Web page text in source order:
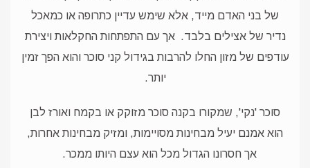
של בני האדם מייד, אלא שימש עדיין כתרופה או כמאכל
נדיר של אצילים בלבד. אך עם התפתחות החקלאות ויצירת
עודפים של מזון החלו להרבות בגידול קני סוכר והוא הפך זמין
יותר.
סוכר 'נקי', שמקורו בקנה סוכר מזוקק או בקמח ואורז לבן
הוא אמנם יעיל מבחינות מסויימות, ומזיק מבחינות אחרות,
אך חסרונו הגדול מכל הוא עצם היותו ממכר.